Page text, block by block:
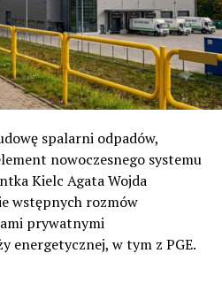
spalarni odpadów,
nowoczesnego systemu
Kielc Agata Wojda
wstępnych rozmów
prywatnymi
energetycznej, w tym z PGE.